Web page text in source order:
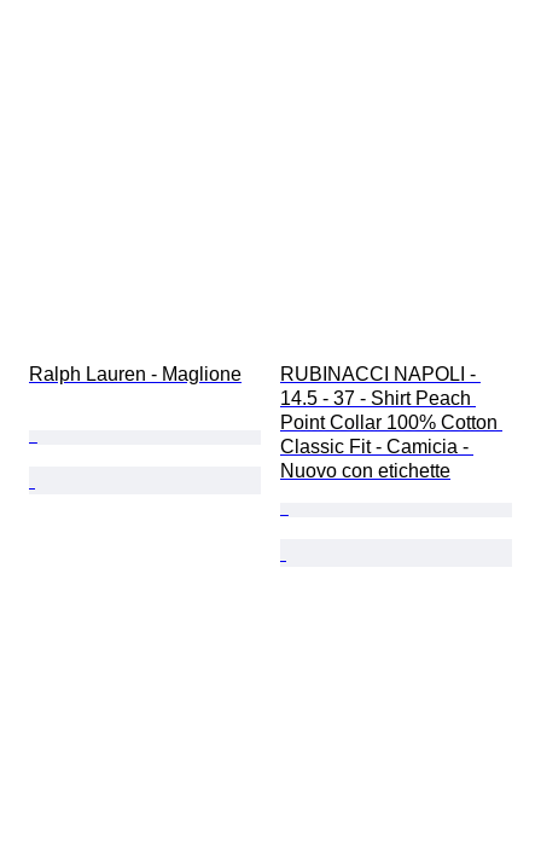
Ralph Lauren - Maglione
RUBINACCI NAPOLI -
14.5 - 37 - Shirt Peach
Point Collar 100% Cotton
Classic Fit - Camicia -
Nuovo con etichette